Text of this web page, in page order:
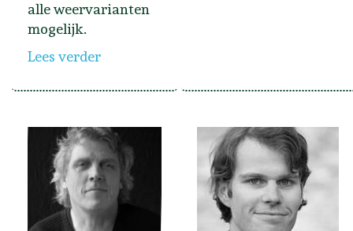
alle weervarianten
mogelijk.
Lees verder